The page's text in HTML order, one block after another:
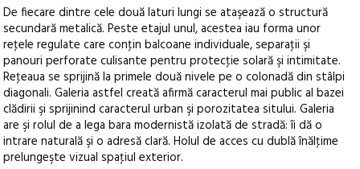
De fiecare dintre cele două laturi lungi se ataşează o structură
secundară metalică. Peste etajul unul, acestea iau forma unor
reţele regulate care conţin balcoane individuale, separaţii şi
panouri perforate culisante pentru protecţie solară şi intimitate.
Reţeaua se sprijină la primele două nivele pe o colonadă din stâlpi
diagonali. Galeria astfel creată afirmă caracterul mai public al bazei
clădirii şi sprijinind caracterul urban şi porozitatea sitului. Galeria
are şi rolul de a lega bara modernistă izolată de stradă: îi dă o
intrare naturală şi o adresă clară. Holul de acces cu dublă înălţime
prelungeşte vizual spaţiul exterior.